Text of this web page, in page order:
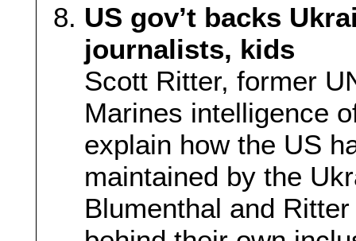
US gov’t backs
journalists, kids
Scott Ritter, former
Marines intelligence
explain how the US
maintained by the
Blumenthal and